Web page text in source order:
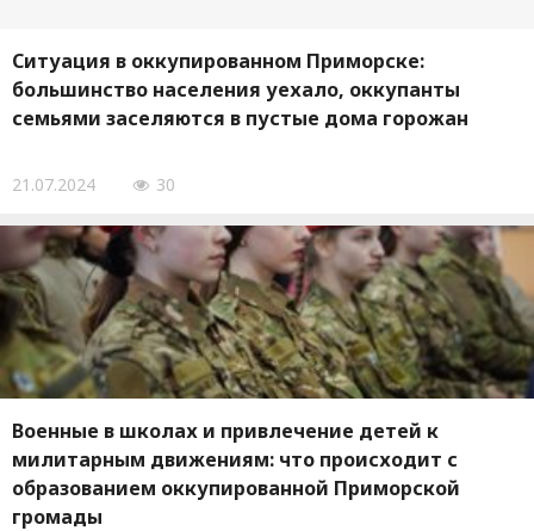
Ситуация в оккупированном Приморске:
большинство населения уехало, оккупанты
семьями заселяются в пустые дома горожан
21.07.2024 30
Военные в школах и привлечение детей к
милитарным движениям: что происходит с
образованием оккупированной Приморской
громады